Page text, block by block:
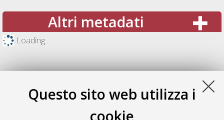
Questo sito web utilizza i
cookie
Altri metadati
Loading...